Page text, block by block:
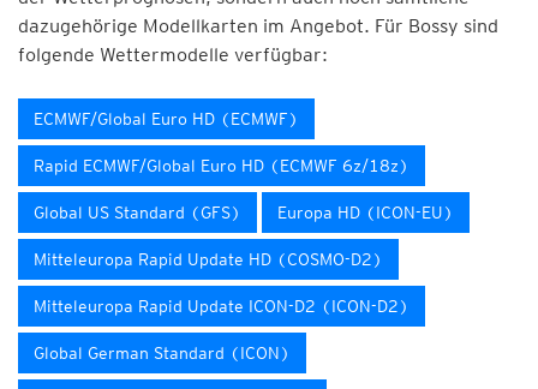
dazugehörige Modellkarten im Angebot. Für Bossy sind
folgende Wettermodelle verfügbar:
ECMWF/Global Euro HD (ECMWF)
Rapid ECMWF/Global Euro HD (ECMWF 6z/18z)
Global US Standard (GFS) Europa HD (ICON-EU)
Mitteleuropa Rapid Update HD (COSMO-D2)
Mitteleuropa Rapid Update ICON-D2 (ICON-D2)
Global German Standard (ICON)